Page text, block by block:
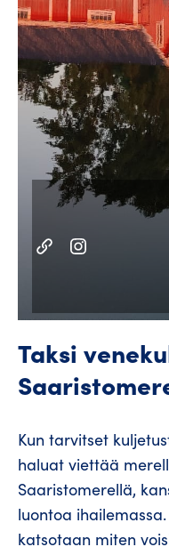
Taksi
Kun tarvitset
haluat viettää
Saaristomerellä,
luontoa
katsotaan miten